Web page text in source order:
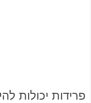
פרידות יכולות